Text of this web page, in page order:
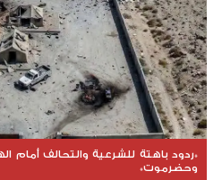
*ردود باهتة للشرعية والتحالف أمام
وحضرموت*